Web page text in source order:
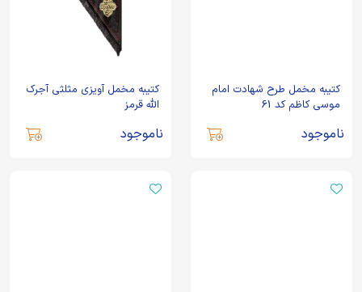
کتیبه مخمل طرح شهادت امام
موسی کاظم کد 61
ناموجود
کتیبه مخمل آویزی مثلثی آجرک
الله قرمز
ناموجود